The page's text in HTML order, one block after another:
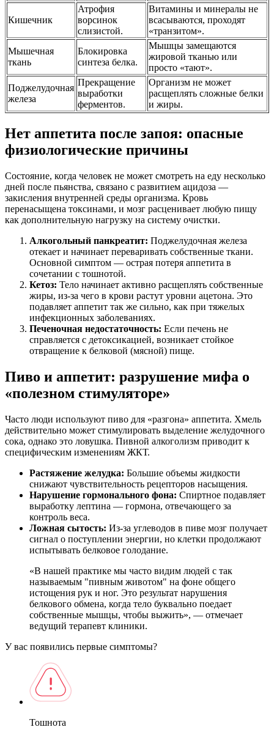
Кишечник
Атрофия
ворсинок
слизистой.
Витамины и минералы не
всасываются, проходят
«транзитом».
Мышечная
ткань
Блокировка
синтеза белка.
Мышцы замещаются
жировой тканью или
просто «тают».
Поджелудочная
железа
Прекращение
выработки
ферментов.
Организм не может
расщеплять сложные белки
и жиры.
Нет аппетита после запоя: опасные
физиологические причины
Состояние, когда человек не может смотреть на еду несколько
дней после пьянства, связано с развитием ацидоза —
закисления внутренней среды организма. Кровь
перенасыщена токсинами, и мозг расценивает любую пищу
как дополнительную нагрузку на систему очистки.
Алкогольный панкреатит: Поджелудочная железа
отекает и начинает переваривать собственные ткани.
Основной симптом — острая потеря аппетита в
сочетании с тошнотой.
Кетоз: Тело начинает активно расщеплять собственные
жиры, из-за чего в крови растут уровни ацетона. Это
подавляет аппетит так же сильно, как при тяжелых
инфекционных заболеваниях.
Печеночная недостаточность: Если печень не
справляется с детоксикацией, возникает стойкое
отвращение к белковой (мясной) пище.
Пиво и аппетит: разрушение мифа о
«полезном стимуляторе»
Часто люди используют пиво для «разгона» аппетита. Хмель
действительно может стимулировать выделение желудочного
сока, однако это ловушка. Пивной алкоголизм приводит к
специфическим изменениям ЖКТ.
Растяжение желудка: Большие объемы жидкости
снижают чувствительность рецепторов насыщения.
Нарушение гормонального фона: Спиртное подавляет
выработку лептина — гормона, отвечающего за
контроль веса.
Ложная сытость: Из-за углеводов в пиве мозг получает
сигнал о поступлении энергии, но клетки продолжают
испытывать белковое голодание.
«В нашей практике мы часто видим людей с так
называемым "пивным животом" на фоне общего
истощения рук и ног. Это результат нарушения
белкового обмена, когда тело буквально поедает
собственные мышцы, чтобы выжить», — отмечает
ведущий терапевт клиники.
У вас появились первые симптомы?
Тошнота